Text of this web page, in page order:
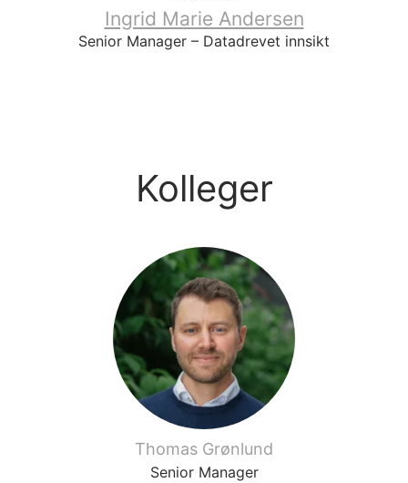
Ingrid Marie Andersen
Senior Manager – Datadrevet innsikt
Kolleger
Thomas Grønlund
Senior Manager